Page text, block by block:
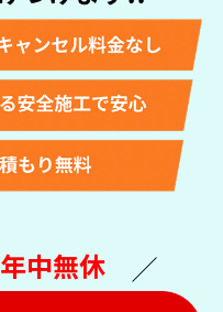
年中無休